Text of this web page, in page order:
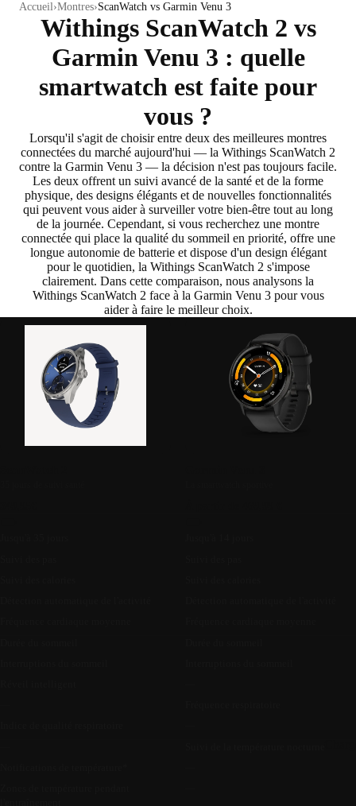
Accueil Montres ScanWatch vs Garmin Venu 3
Withings ScanWatch 2 vs
Garmin Venu 3 : quelle
smartwatch est faite pour
vous ?
Lorsqu'il s'agit de choisir entre deux des meilleures montres
connectées du marché aujourd'hui — la Withings ScanWatch 2
contre la Garmin Venu 3 — la décision n'est pas toujours facile.
Les deux offrent un suivi avancé de la santé et de la forme
physique, des designs élégants et de nouvelles fonctionnalités
qui peuvent vous aider à surveiller votre bien-être tout au long
de la journée. Cependant, si vous recherchez une montre
connectée qui place la qualité du sommeil en priorité, offre une
longue autonomie de batterieet dispose d'un design élégant
pour le quotidien, la Withings ScanWatch 2 s'impose
clairement. Dans cette comparaison, nous analysons la
Withings ScanWatch 2 face à la Garmin Venu 3 pour vous
aider à faire le meilleur choix.